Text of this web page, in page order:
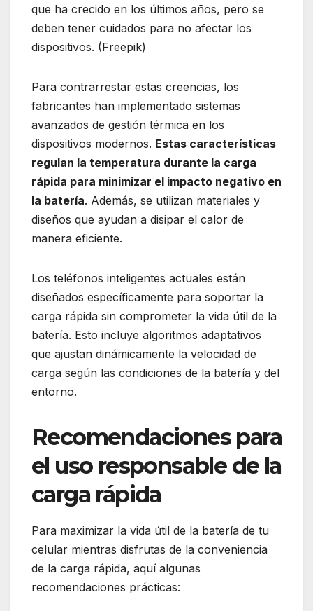
que ha crecido en los últimos años, pero se
deben tener cuidados para no afectar los
dispositivos. (Freepik)
Para contrarrestar estas creencias, los
fabricantes han implementado sistemas
avanzados de gestión térmica en los
dispositivos modernos. Estas características
regulan la temperatura durante la carga
rápida para minimizar el impacto negativo en
la batería. Además, se utilizan materiales y
diseños que ayudan a disipar el calor de
manera eficiente.
Los teléfonos inteligentes actuales están
diseñados específicamente para soportar la
carga rápida sin comprometer la vida útil de la
batería. Esto incluye algoritmos adaptativos
que ajustan dinámicamente la velocidad de
carga según las condiciones de la batería y del
entorno.
Recomendaciones para
el uso responsable de la
carga rápida
Para maximizar la vida útil de la batería de tu
celular mientras disfrutas de la conveniencia
de la carga rápida, aquí algunas
recomendaciones prácticas: